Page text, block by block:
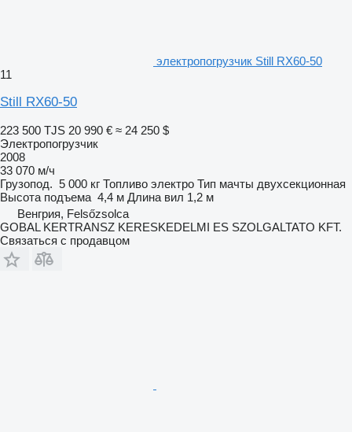
электропогрузчик Still RX60-50
11
Still RX60-50
223 500 TJS 20 990 € ≈ 24 250 $
Электропогрузчик
2008
33 070 м/ч
Грузопод. 5 000 кг Топливо электро Тип мачты двухсекционная
Высота подъема 4,4 м Длина вил 1,2 м
Венгрия, Felsőzsolca
GOBAL KERTRANSZ KERESKEDELMI ES SZOLGALTATO KFT.
Связаться с продавцом